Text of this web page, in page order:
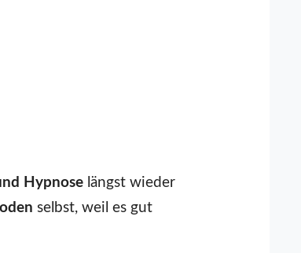
Hypnose längst wieder
selbst, weil es gut